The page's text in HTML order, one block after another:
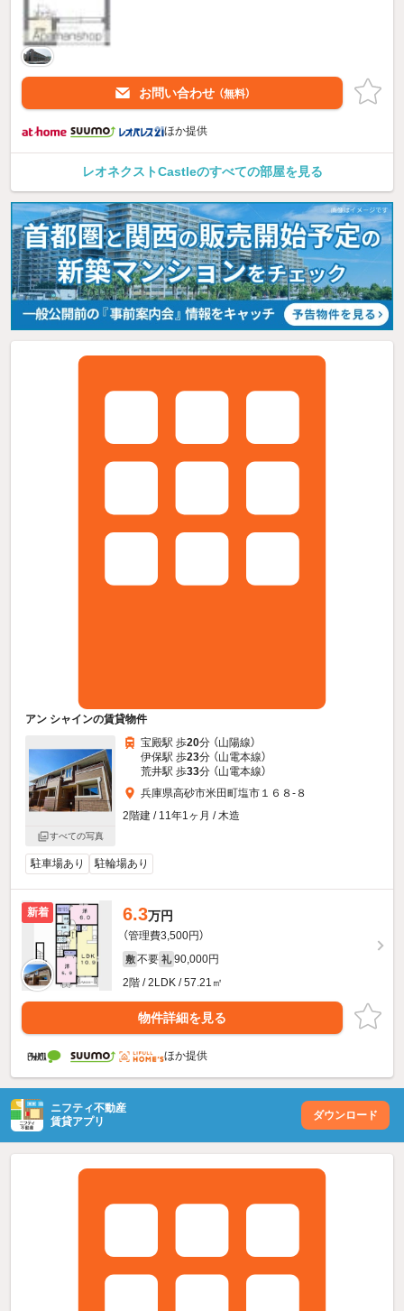
お問い合わせ （無料）
ほか提供
レオネクストCastleのすべての部屋を見る
アン シャインの賃貸物件
すべての写真
宝殿駅 歩20分 （山陽線）
伊保駅 歩23分 （山電本線）
荒井駅 歩33分 （山電本線）
兵庫県高砂市米田町塩市１６８-８
2階建 / 11年1ヶ月 / 木造
駐車場あり 駐輪場あり
新着 6.3万円
（管理費3,500円）
敷 不要 礼 90,000円
2階 / 2LDK / 57.21㎡
物件詳細を見る
ほか提供
ニフティ不動産
賃貸アプリ
ダウンロード